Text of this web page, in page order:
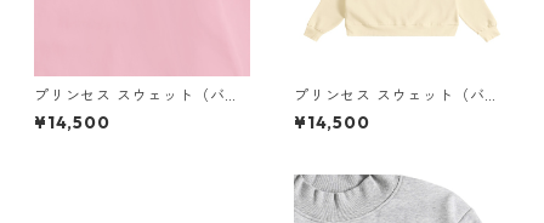
プリンセス スウェット（バッ
クプリント）× Liguee®️花ロゴ
（刺繍）
¥14,500
プリンセス スウェット（バッ
クプリント）× Liguee®️糸の鳥
ロゴ（刺繍）
¥14,500